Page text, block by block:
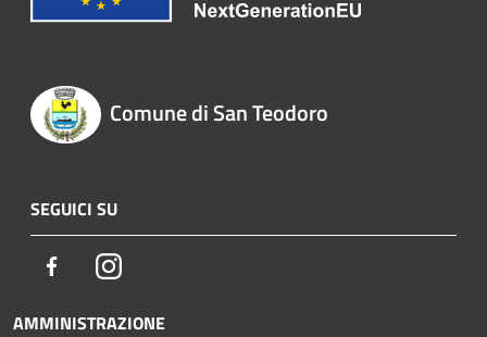
Comune di San Teodoro
SEGUICI SU
FacebookInstagram
AMMINISTRAZIONE